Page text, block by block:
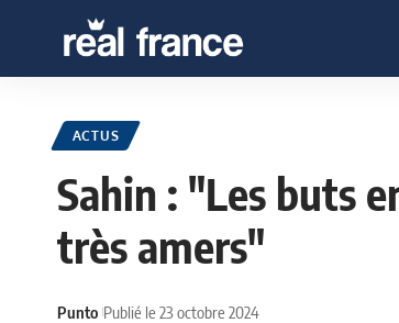
ACTUS
Sahin : "Les buts
très amers"
Punto Publié le 23 octobre 2024